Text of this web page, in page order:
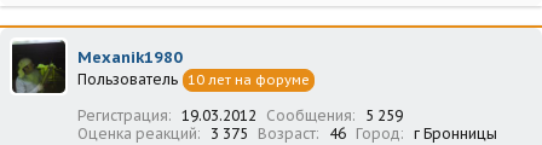
Mexanik1980
Пользователь 10 лет на форуме
Регистрация 19.03.2012 Сообщения
5 259
Оценка реакций
3 375 Возраст 46 Город г Бронницы